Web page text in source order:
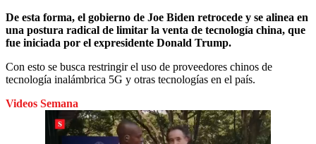
De esta forma, el gobierno de Joe Biden retrocede y se alinea en
una postura radical de limitar la venta de tecnología china, que
fue iniciada por el expresidente Donald Trump.
Con esto se busca restringir el uso de proveedores chinos de
tecnología inalámbrica 5G y otras tecnologías en el país.
Videos Semana